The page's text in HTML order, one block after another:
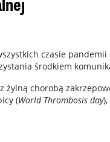
czasie pandemii
środkiem
chorobą
(World Thrombosis day